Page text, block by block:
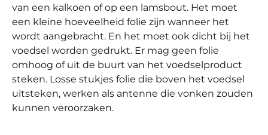
van een kalkoen of op een lamsbout. Het moet
een kleine hoeveelheid folie zijn wanneer het
wordt aangebracht. En het moet ook dicht bij het
voedsel worden gedrukt. Er mag geen folie
omhoog of uit de buurt van het voedselproduct
steken. Losse stukjes folie die boven het voedsel
uitsteken, werken als antenne die vonken zouden
kunnen veroorzaken.